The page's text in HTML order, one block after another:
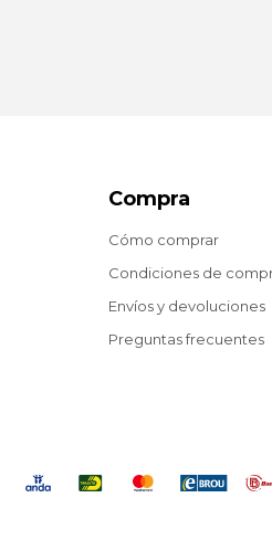
Compra
Cómo comprar
Condiciones de
Envíos y devoluciones
Preguntas frecuentes